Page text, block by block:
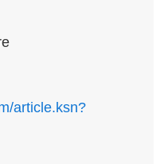
article.ksn?